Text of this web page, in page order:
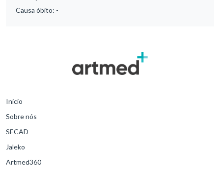
Causa óbito: -
Início
Sobre nós
SECAD
Jaleko
Artmed360